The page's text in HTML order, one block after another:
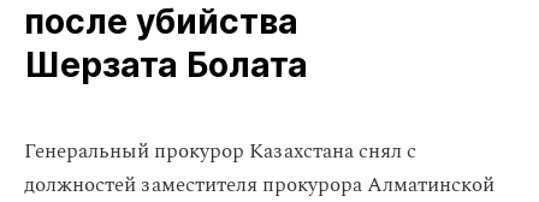
после убийства
Шерзата Болата
Генеральный прокурор Казахстана снял с
должностей заместителя прокурора Алматинской